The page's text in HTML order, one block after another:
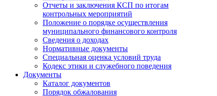
Отчеты и заключения КСП по итогам
контрольных мероприятий
Положение о порядке осуществления
муниципального финансового контроля
Сведения о доходах
Нормативные документы
Специальная оценка условий труда
Кодекс этики и служебного поведения
Документы
Каталог документов
Порядок обжалования